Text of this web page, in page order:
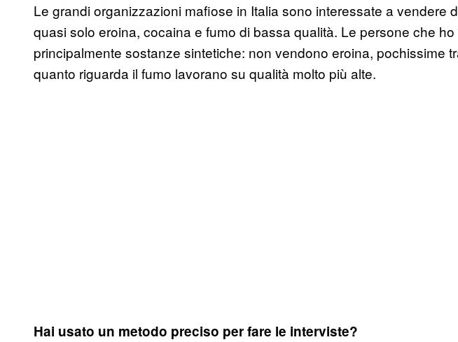
Le grandi organizzazioni mafiose in Italia sono interessate a vendere
quasi solo eroina, cocaina e fumo di bassa qualità. Le persone che
principalmente sostanze sintetiche: non vendono eroina, pochissime
quanto riguarda il fumo lavorano su qualità molto più alte.
Hai usato un metodo preciso per fare le interviste?